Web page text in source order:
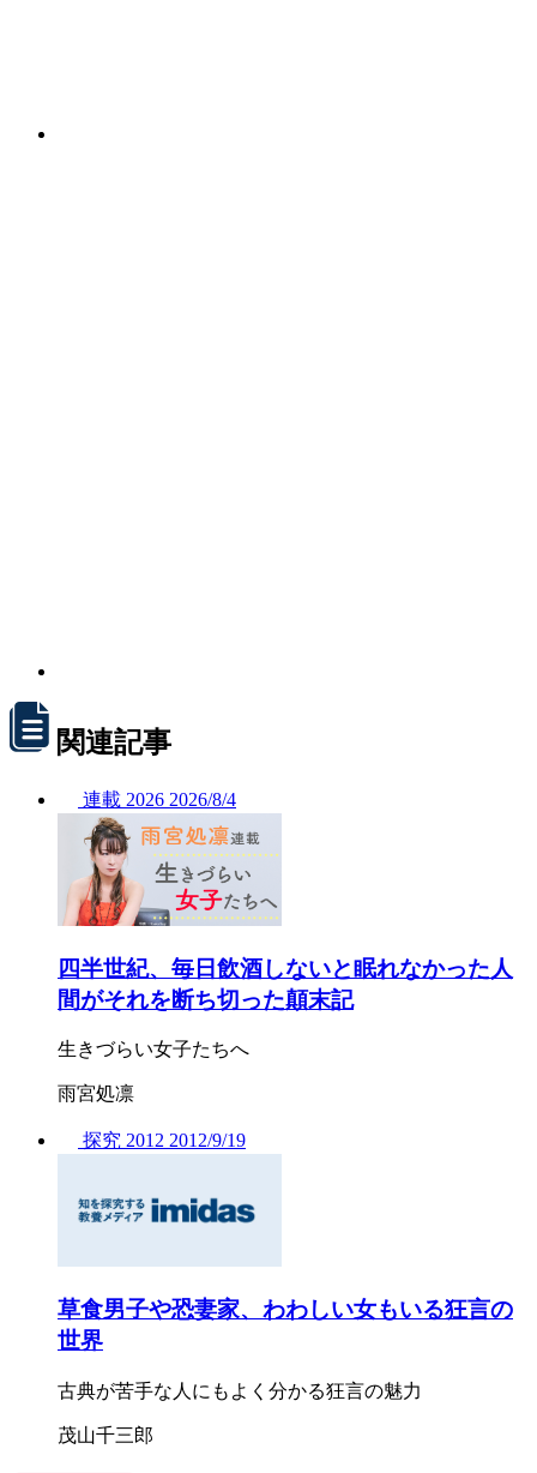
関連記事
連載 2026 2026/8/4
四半世紀、毎日飲酒しないと眠れなかった人
間がそれを断ち切った顛末記
生きづらい女子たちへ
雨宮処凛
探究 2012 2012/9/19
草食男子や恐妻家、わわしい女もいる狂言の
世界
古典が苦手な人にもよく分かる狂言の魅力
茂山千三郎